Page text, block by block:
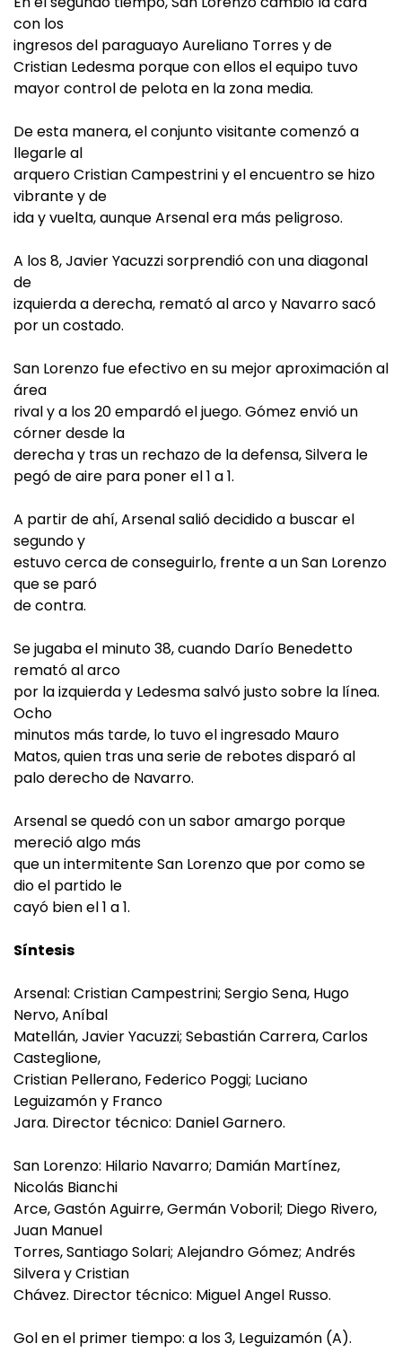
con los
ingresos del paraguayo Aureliano Torres y de
Cristian Ledesma porque con ellos el equipo tuvo
mayor control de pelota en la zona media.
De esta manera, el conjunto visitante comenzó a
llegarle al
arquero Cristian Campestrini y el encuentro se hizo
vibrante y de
ida y vuelta, aunque Arsenal era más peligroso.
A los 8, Javier Yacuzzi sorprendió con una diagonal
de
izquierda a derecha, remató al arco y Navarro sacó
por un costado.
San Lorenzo fue efectivo en su mejor aproximación al
área
rival y a los 20 empardó el juego. Gómez envió un
córner desde la
derecha y tras un rechazo de la defensa, Silvera le
pegó de aire para poner el 1 a 1.
A partir de ahí, Arsenal salió decidido a buscar el
segundo y
estuvo cerca de conseguirlo, frente a un San Lorenzo
que se paró
de contra.
Se jugaba el minuto 38, cuando Darío Benedetto
remató al arco
por la izquierda y Ledesma salvó justo sobre la línea.
Ocho
minutos más tarde, lo tuvo el ingresado Mauro
Matos, quien tras una serie de rebotes disparó al
palo derecho de Navarro.
Arsenal se quedó con un sabor amargo porque
mereció algo más
que un intermitente San Lorenzo que por como se
dio el partido le
cayó bien el 1 a 1.
Síntesis
Arsenal: Cristian Campestrini; Sergio Sena, Hugo
Nervo, Aníbal
Matellán, Javier Yacuzzi; Sebastián Carrera, Carlos
Casteglione,
Cristian Pellerano, Federico Poggi; Luciano
Leguizamón y Franco
Jara. Director técnico: Daniel Garnero.
San Lorenzo: Hilario Navarro; Damián Martínez,
Nicolás Bianchi
Arce, Gastón Aguirre, Germán Voboril; Diego Rivero,
Juan Manuel
Torres, Santiago Solari; Alejandro Gómez; Andrés
Silvera y Cristian
Chávez. Director técnico: Miguel Angel Russo.
Gol en el primer tiempo: a los 3, Leguizamón (A).